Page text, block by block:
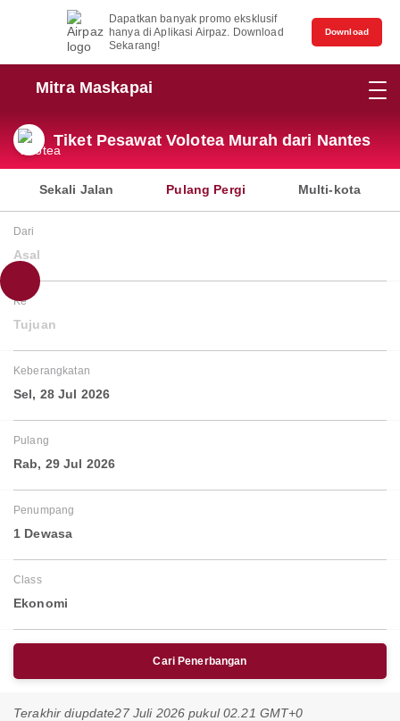
Dapatkan banyak promo eksklusif
hanya di Aplikasi Airpaz. Download
Sekarang!
Download
Mitra Maskapai
Tiket Pesawat Volotea Murah dari Nantes
Sekali Jalan Pulang Pergi Multi-kota
Dari
Asal
Ke
Tujuan
Keberangkatan
Sel, 28 Jul 2026
Pulang
Rab, 29 Jul 2026
Penumpang
1 Dewasa
Class
Ekonomi
Cari Penerbangan
Terakhir diupdate27 Juli 2026 pukul 02.21 GMT+0